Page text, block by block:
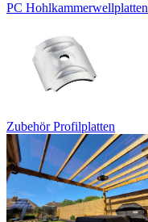
PC Hohlkammerwellplatten
Zubehör Profilplatten